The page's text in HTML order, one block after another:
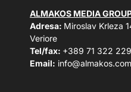
ALMAKOS MEDIA
Adresa: Miroslav Krleza
Veriore
Tel/fax: +389 71 322 229
Email: info@almakos.com